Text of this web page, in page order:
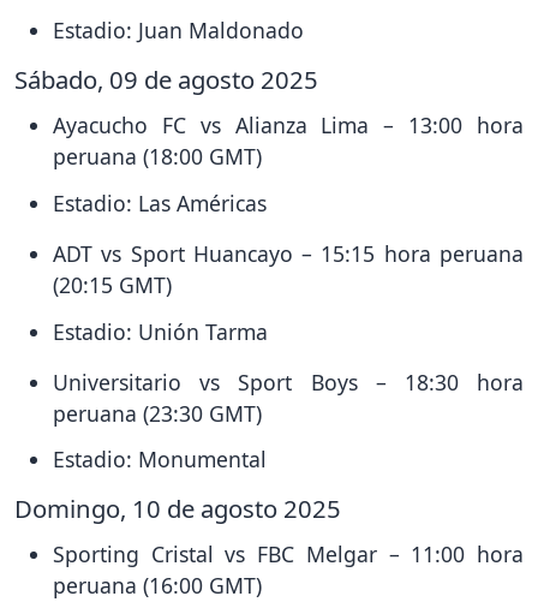
Estadio: Juan Maldonado
Sábado, 09 de agosto 2025
Ayacucho FC vs Alianza Lima – 13:00 hora
peruana (18:00 GMT)
Estadio: Las Américas
ADT vs Sport Huancayo – 15:15 hora peruana
(20:15 GMT)
Estadio: Unión Tarma
Universitario vs Sport Boys – 18:30 hora
peruana (23:30 GMT)
Estadio: Monumental
Domingo, 10 de agosto 2025
Sporting Cristal vs FBC Melgar – 11:00 hora
peruana (16:00 GMT)